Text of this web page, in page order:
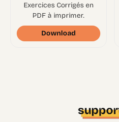
Exercices Corrigés en
PDF à imprimer.
Download